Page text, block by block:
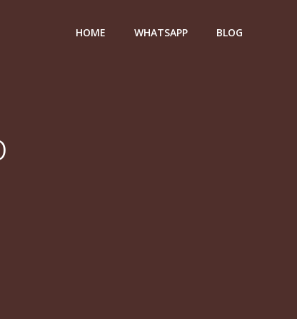
HOME WHATSAPP BLOG